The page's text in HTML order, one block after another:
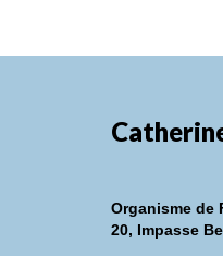
Organisme de
20, Impasse